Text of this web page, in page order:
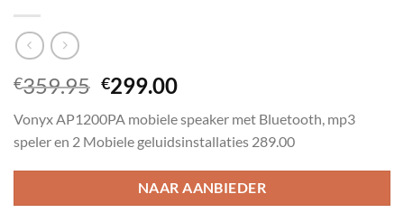
€359.95 Oorspronkelijke
was:
€359.95.
€299.00Huidige
is:
€299.00.
Vonyx AP1200PA mobiele speaker met Bluetooth, mp3
speler en 2 Mobiele geluidsinstallaties 289.00
NAAR AANBIEDER